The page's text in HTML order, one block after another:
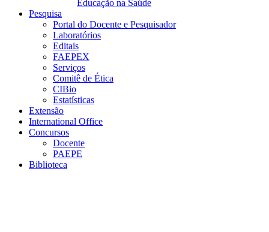
Educação na Saúde
Pesquisa
Portal do Docente e Pesquisador
Laboratórios
Editais
FAEPEX
Serviços
Comitê de Ética
CIBio
Estatísticas
Extensão
International Office
Concursos
Docente
PAEPE
Biblioteca